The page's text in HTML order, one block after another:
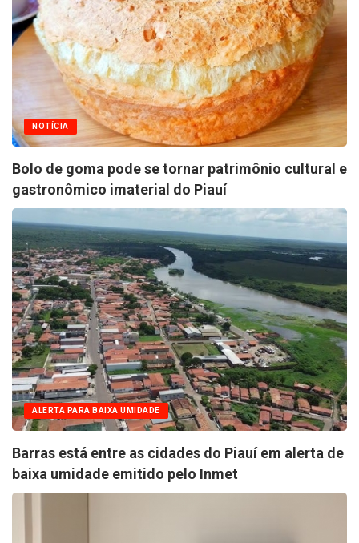
NOTÍCIA
Bolo de goma pode se tornar patrimônio cultural e
gastronômico imaterial do Piauí
ALERTA PARA BAIXA UMIDADE
Barras está entre as cidades do Piauí em alerta de
baixa umidade emitido pelo Inmet